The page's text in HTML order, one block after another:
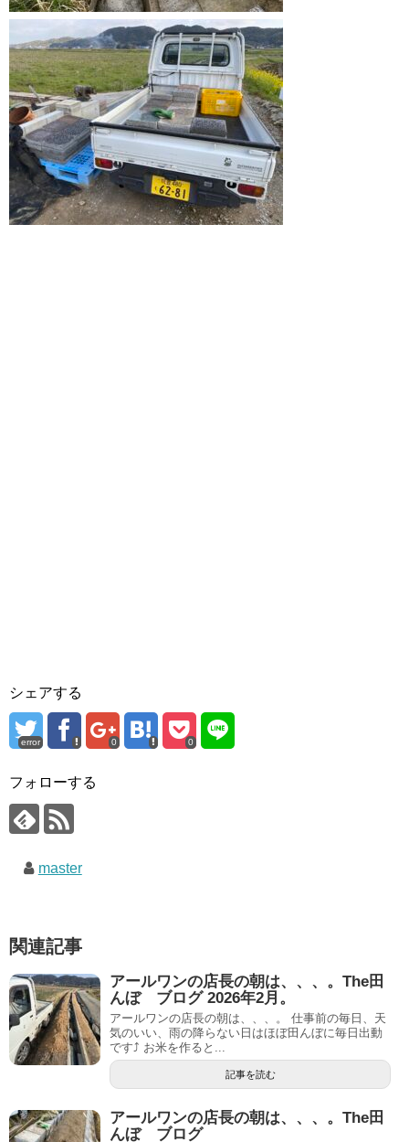
シェアする
error 0 0
フォローする
master
関連記事
アールワンの店長の朝は、、、。The田
んぼ ブログ 2026年2月。
アールワンの店長の朝は、、、。 仕事前の毎日、天
気のいい、雨の降らない日はほぼ田んぼに毎日出動
です⤴ お米を作ると...
記事を読む
アールワンの店長の朝は、、、。The田
んぼ ブログ